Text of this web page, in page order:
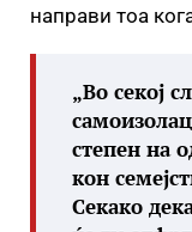
направи тоа
„Во секој
степен на
кон
Секако